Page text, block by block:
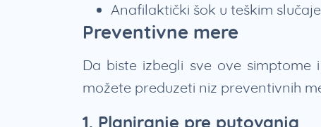
Anafilaktički šok u teškim
Preventivne mere
Da biste izbegli sve ove
možete preduzeti niz preventivnih
1. Planiranje pre putovanja